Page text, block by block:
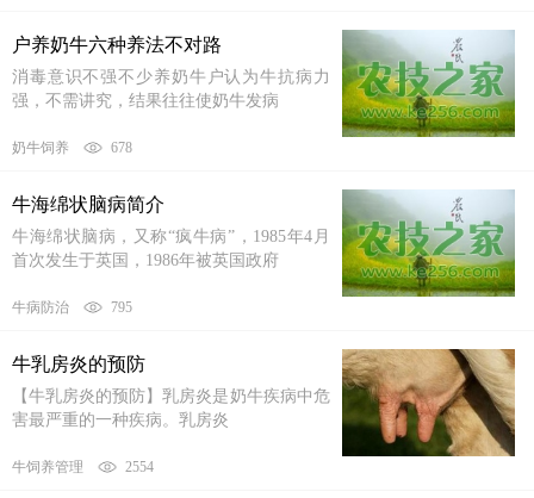
户养奶牛六种养法不对路
消毒意识不强不少养奶牛户认为牛抗病力
强，不需讲究，结果往往使奶牛发病
奶牛饲养 678
牛海绵状脑病简介
牛海绵状脑病，又称“疯牛病”，1985年4月
首次发生于英国，1986年被英国政府
牛病防治 795
牛乳房炎的预防
【牛乳房炎的预防】乳房炎是奶牛疾病中危
害最严重的一种疾病。乳房炎
牛饲养管理 2554